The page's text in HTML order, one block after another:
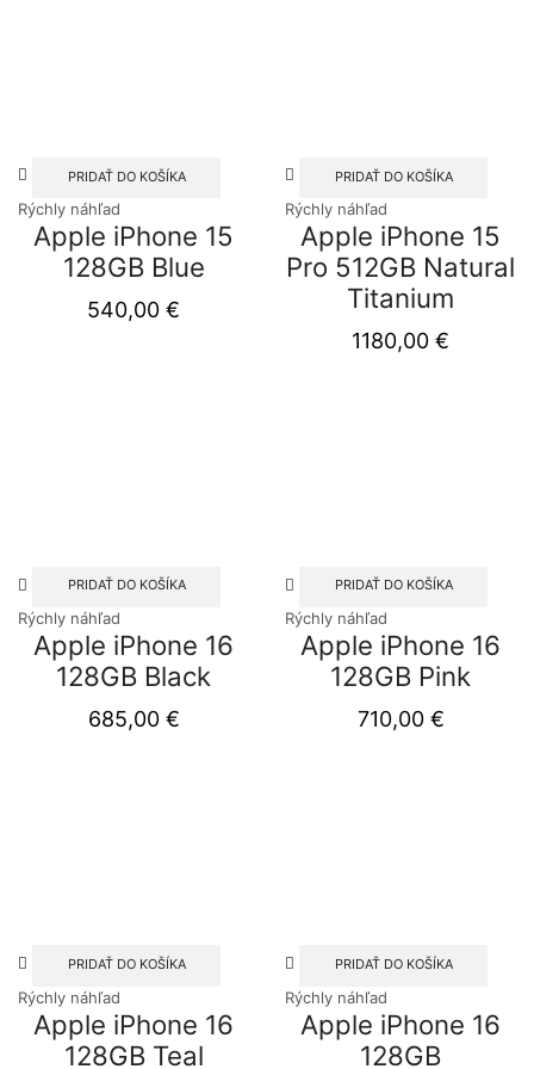
PRIDAŤ DO KOŠÍKA
Rýchly náhľad
Apple iPhone 15
128GB Blue
540,00 €
PRIDAŤ DO KOŠÍKA
Rýchly náhľad
Apple iPhone 15
Pro 512GB Natural
Titanium
1180,00 €
PRIDAŤ DO KOŠÍKA
Rýchly náhľad
Apple iPhone 16
128GB Black
685,00 €
PRIDAŤ DO KOŠÍKA
Rýchly náhľad
Apple iPhone 16
128GB Pink
710,00 €
PRIDAŤ DO KOŠÍKA
Rýchly náhľad
Apple iPhone 16
128GB Teal
PRIDAŤ DO KOŠÍKA
Rýchly náhľad
Apple iPhone 16
128GB